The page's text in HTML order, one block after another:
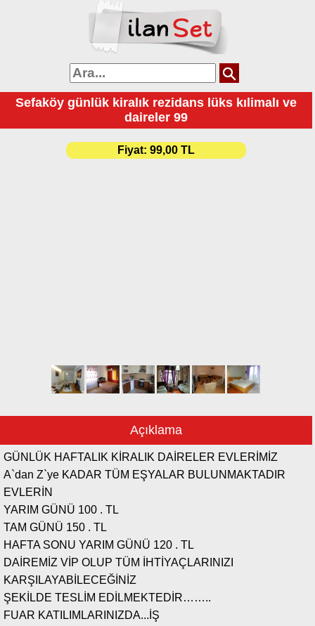
Sefaköy günlük kiralık rezidans lüks kılimalı ve
daireler 99
Fiyat: 99,00 TL
Açıklama
GÜNLÜK HAFTALIK KİRALIK DAİRELER EVLERİMİZ
A`dan Z`ye KADAR TÜM EŞYALAR BULUNMAKTADIR
EVLERİN
YARIM GÜNÜ 100 . TL
TAM GÜNÜ 150 . TL
HAFTA SONU YARIM GÜNÜ 120 . TL
DAİREMİZ VİP OLUP TÜM İHTİYAÇLARINIZI
KARŞILAYABİLECEĞİNİZ
ŞEKİLDE TESLİM EDİLMEKTEDİR……..
FUAR KATILIMLARINIZDA...İŞ